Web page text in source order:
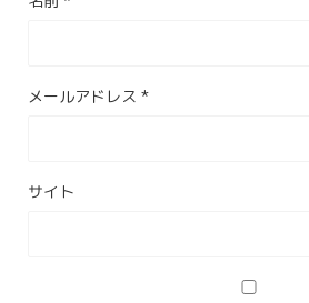
メールアドレス *
サイト